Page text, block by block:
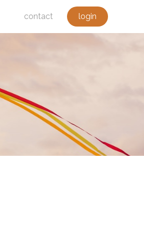
contact login